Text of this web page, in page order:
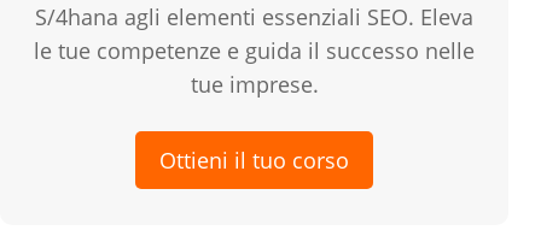
S/4hana agli elementi essenziali SEO. Eleva
le tue competenze e guida il successo nelle
tue imprese.
Ottieni il tuo corso